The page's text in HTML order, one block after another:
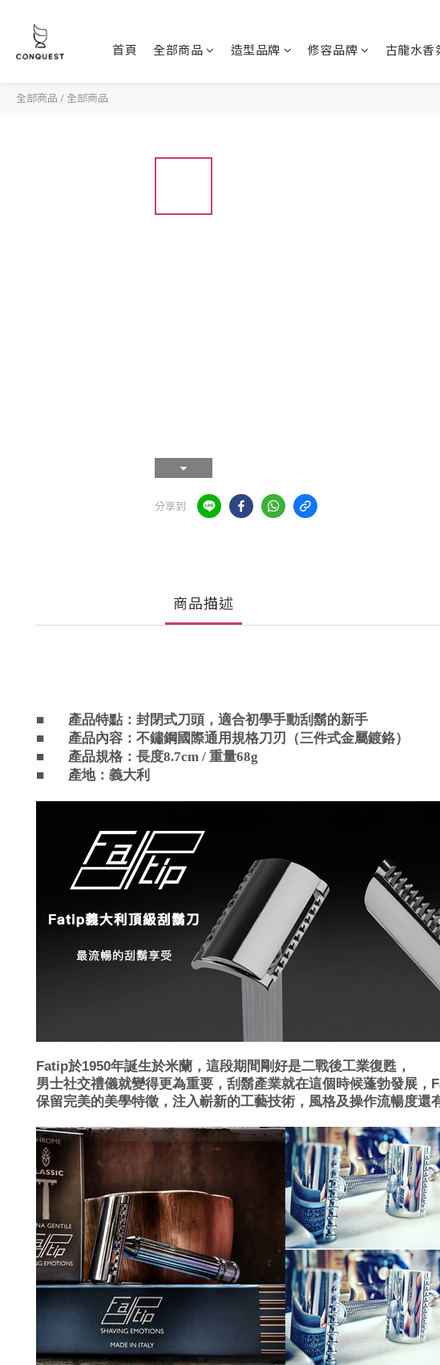
首頁 全部商品 造型品牌 修容品牌 古龍水香
全部商品 / 全部商品
分享到
商品描述
■ 產品特點： 封閉式刀頭，適合初學手動刮鬍的新手
■ 產品內容： 不鏽鋼國際通用規格刀刃（三件式金屬鍍鉻）
■ 產品規格： 長度8.7cm / 重量68g
■ 產地：義大利
Fatip於1950年誕生於米蘭，這段期間剛好是二戰後工業復甦，
男士社交禮儀就變得更為重要，刮鬍產業就在這個時候蓬勃發展，
保留完美的美學特徵，注入嶄新的工藝技術，風格及操作流暢度還